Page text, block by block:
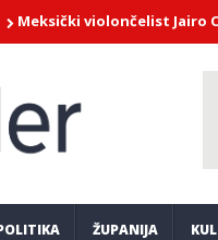
violončelist Jairo Ortiz u
ŽUPANIJA